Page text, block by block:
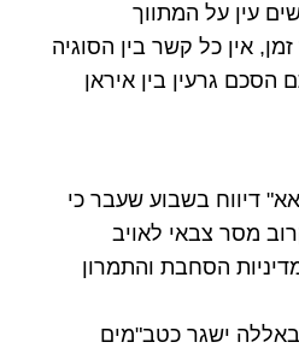
עין על המתווך
אין כל קשר בין הסוגיה
הסכם גרעין בין איראן
דיווח בשבוע שעבר כי
מסר צבאי לאויב
הסחבת והתמרון
ישגר כטב"מים